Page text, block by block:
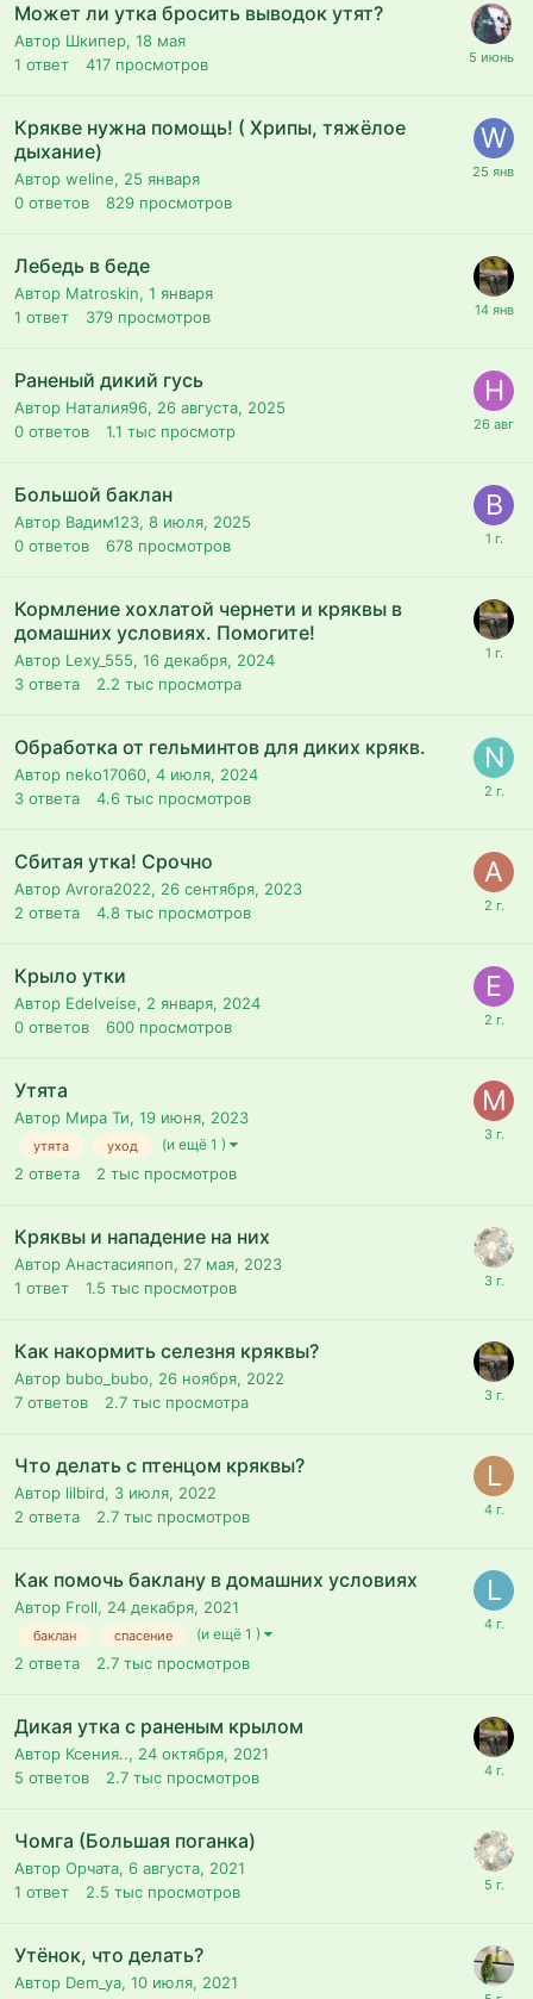
Может ли утка бросить выводок утят?
Автор Шкипер, 18 мая
1 ответ 417 просмотров
Крякве нужна помощь! ( Хрипы, тяжёлое
дыхание)
Автор weline, 25 января
0 ответов 829 просмотров
Лебедь в беде
Автор Matroskin, 1 января
1 ответ 379 просмотров
Раненый дикий гусь
Автор Наталия96, 26 августа, 2025
0 ответов 1.1 тыс просмотр
Большой баклан
Автор Вадим123, 8 июля, 2025
0 ответов 678 просмотров
Кормление хохлатой чернети и кряквы в
домашних условиях. Помогите!
Автор Lexy_555, 16 декабря, 2024
3 ответа 2.2 тыс просмотра
Обработка от гельминтов для диких крякв.
Автор neko17060, 4 июля, 2024
3 ответа 4.6 тыс просмотров
Сбитая утка! Срочно
Автор Avrora2022, 26 сентября, 2023
2 ответа 4.8 тыс просмотров
Крыло утки
Автор Edelveise, 2 января, 2024
0 ответов 600 просмотров
Утята
Автор Мира Ти, 19 июня, 2023
утята уход (и ещё 1 )
2 ответа 2 тыс просмотров
Кряквы и нападение на них
Автор Анастасияпоп, 27 мая, 2023
1 ответ 1.5 тыс просмотров
Как накормить селезня кряквы?
Автор bubo_bubo, 26 ноября, 2022
7 ответов 2.7 тыс просмотра
Что делать с птенцом кряквы?
Автор lilbird, 3 июля, 2022
2 ответа 2.7 тыс просмотров
Как помочь баклану в домашних условиях
Автор Froll, 24 декабря, 2021
баклан спасение (и ещё 1 )
2 ответа 2.7 тыс просмотров
Дикая утка с раненым крылом
Автор Ксения.., 24 октября, 2021
5 ответов 2.7 тыс просмотров
Чомга (Большая поганка)
Автор Орчата, 6 августа, 2021
1 ответ 2.5 тыс просмотров
Утёнок, что делать?
Автор Dem_ya, 10 июля, 2021